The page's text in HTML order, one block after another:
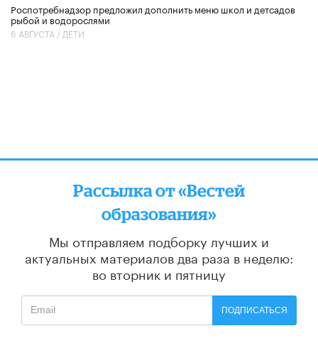
Роспотребнадзор предложил дополнить меню школ и детсадов
рыбой и водорослями
6 АВГУСТА / ДЕТИ
Рассылка от «Вестей
образования»
Мы отправляем подборку лучших и
актуальных материалов два раза в неделю:
во вторник и пятницу
ПОДПИСАТЬСЯ